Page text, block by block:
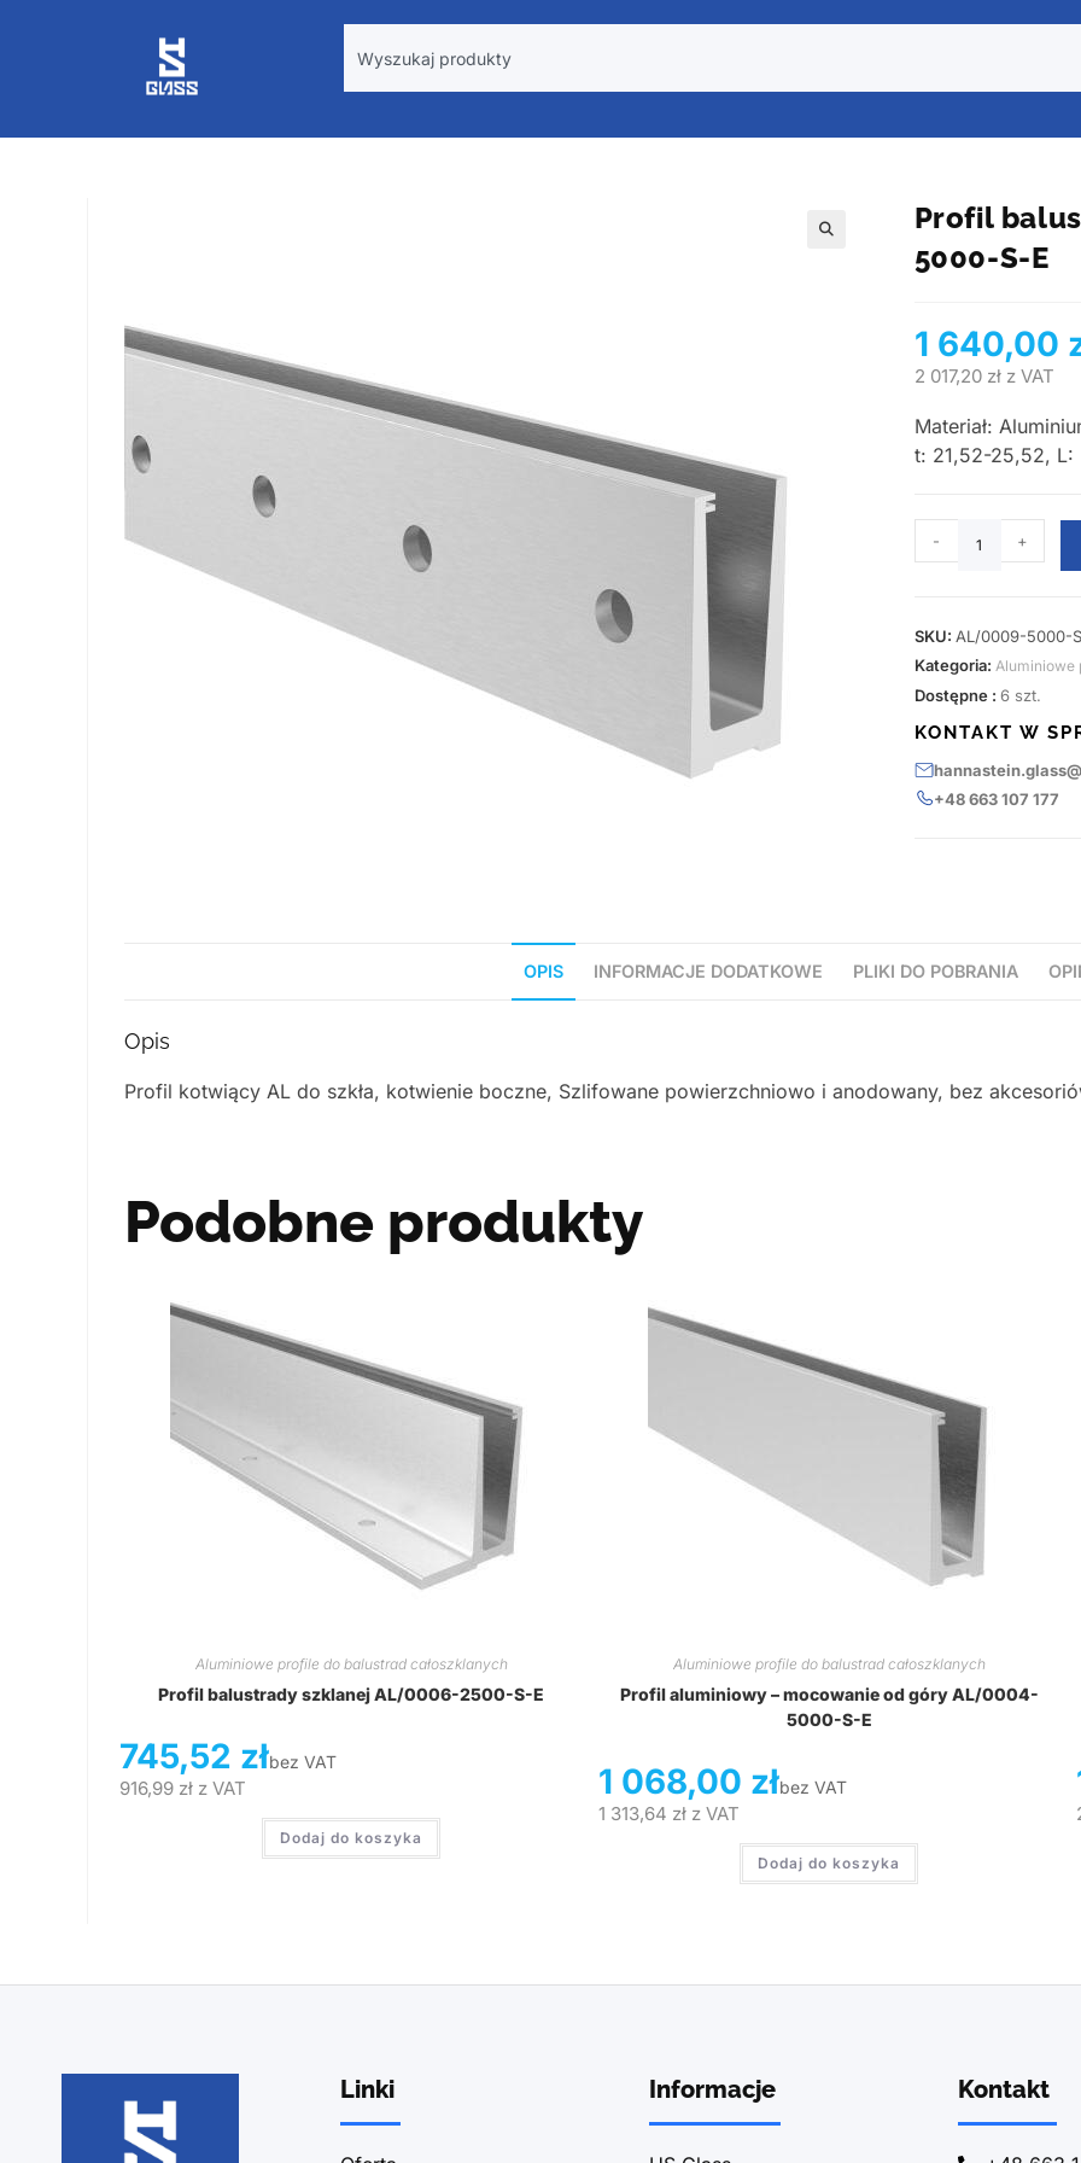
Profil
5000-S-E
1 640,00
2 017,20 złz VAT
Materiał:
t: 21,52-25,52, L:
- +
SKU: AL/0009-5000-
Kategoria: Aluminiowe
Dostępne : 6 szt.
KONTAKT W
+48 663 107 177
OPIS INFORMACJE DODATKOWE PLIKI DO POBRANIA
Opis
Profil kotwiący AL do szkła, kotwienie boczne, Szlifowane powierzchniowo i anodowany, bez
Podobne produkty
Aluminiowe profile do balustrad całoszklanych
Profil balustrady szklanej AL/0006-2500-S-E
745,52 złbez VAT
916,99 zł z VAT
Dodaj do koszyka
Aluminiowe profile do balustrad całoszklanych
Profil aluminiowy – mocowanie od góry AL/0004-
5000-S-E
1 068,00 złbez VAT
1 313,64 złz VAT
Dodaj do koszyka
Linki Informacje Kontakt